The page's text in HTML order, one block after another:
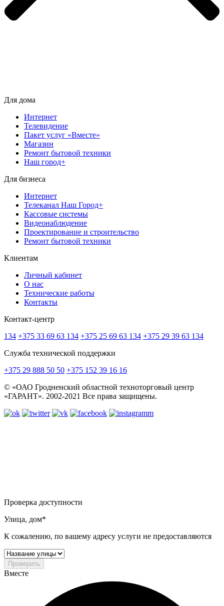
Для дома
Интернет
Телевидение
Пакет услуг «Вместе»
Магазин
Ремонт бытовой техники
Наш город+
Для бизнеса
Интернет
Телеканал Наш Город+
Кассовые системы
Видеонаблюдение
Проектирование и строительство
Ремонт бытовой техники
Клиентам
Личный кабинет
О нас
Технические работы
Контакты
Контакт-центр
134 +375 33 69 63 134 +375 25 69 63 134 +375 29 39 63 134
Служба технической поддержки
+375 29 888 50 50 +375 152 39 16 16
© «ОАО Гродненский областной техноторговый центр
«ГАРАНТ». 2002-2021 Все права защищены.
Проверка доступности
Улица, дом*
К сожалению, по вашему адресу услуги не предоставляются
Проверить
Вместе